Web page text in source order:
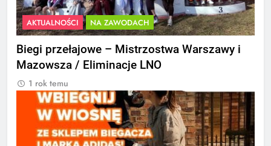
AKTUALNOŚCI NA ZAWODACH
Biegi przełajowe – Mistrzostwa Warszawy i
Mazowsza / Eliminacje LNO
1 rok temu